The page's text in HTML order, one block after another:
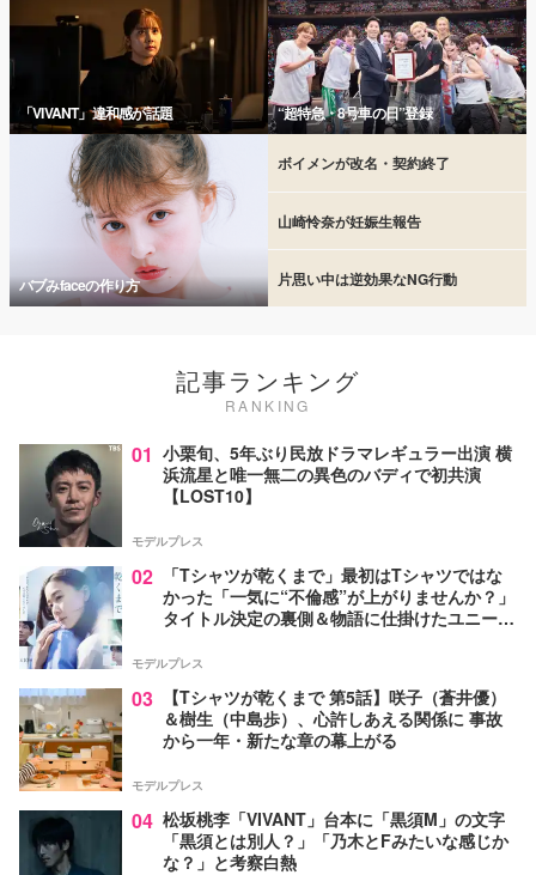
「VIVANT」違和感が話題 “超特急・8号車の日”登録
バブみfaceの作り方
ボイメンが改名・契約終了
山崎怜奈が妊娠生報告
片思い中は逆効果なNG行動
記事ランキング
RANKING
01 小栗旬、5年ぶり民放ドラマレギュラー出演 横
浜流星と唯一無二の異色のバディで初共演
【LOST10】
モデルプレス
02
「Tシャツが乾くまで」最初はTシャツではな
かった「一気に“不倫感”が上がりませんか？」
タイトル決定の裏側＆物語に仕掛けたユニーク
モデルプレス
03
【Tシャツが乾くまで 第5話】咲子（蒼井優）
＆樹生（中島歩）、心許しあえる関係に 事故
から一年・新たな章の幕上がる
モデルプレス
04 松坂桃李「VIVANT」台本に「黒須M」の文字
「黒須とは別人？」「乃木とFみたいな感じか
な？」と考察白熱